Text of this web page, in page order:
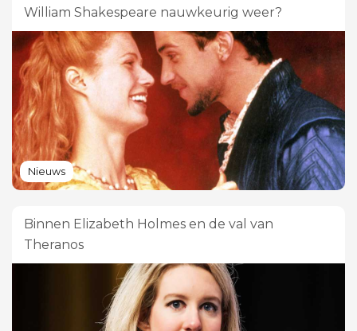
William Shakespeare nauwkeurig weer?
Nieuws
Binnen Elizabeth Holmes en de val van
Theranos